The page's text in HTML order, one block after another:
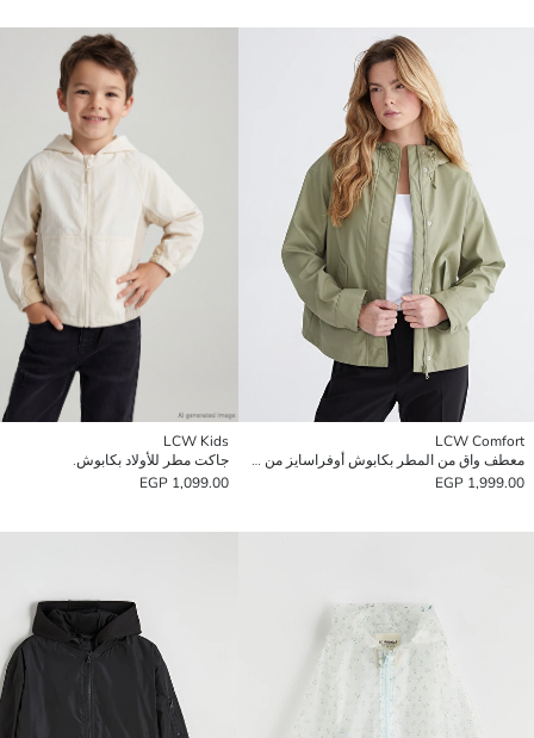
LCW Comfort
معطف واق من المطر بكابوش أوفراسايز من جلد صناعي للنساء
1,999.00 EGP
LCW Kids
جاكت مطر للأولاد بكابوش.
1,099.00 EGP